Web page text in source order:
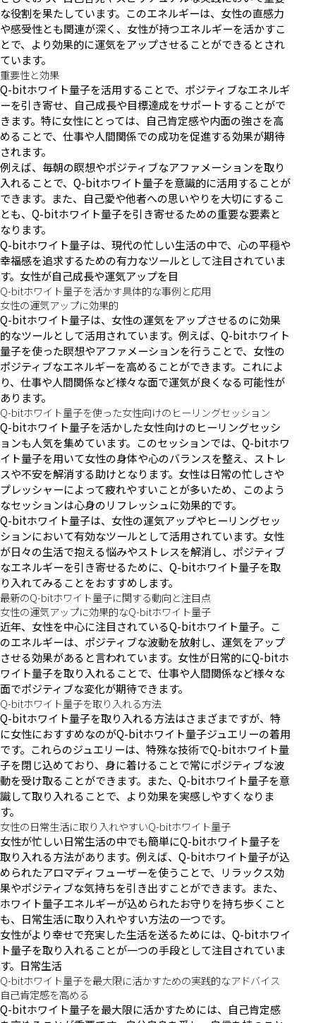
な役割を果たしています。このエネルギーは、女性の直感力
や感受性とも関連が深く、女性が持つエネルギーを活かすこ
とで、より効果的に運気をアップさせることができるとされ
ています。
重要性と効果
Q-bitホワイト量子を活用することで、ポジティブなエネルギ
ーを引き寄せ、自己成長や目標達成をサポートすることがで
きます。特に女性にとっては、自己肯定感や内面の強さを高
めることで、仕事や人間関係での成功を促進する効果が期待
されます。
例えば、毎朝の瞑想やポジティブなアファメーションを取り
入れることで、Q-bitホワイト量子を意識的に活用することが
できます。また、自己愛や他者への思いやりを大切にするこ
とも、Q-bitホワイト量子を引き寄せるための重要な要素と
なります。
Q-bitホワイト量子は、現代の忙しい生活の中で、心の平穏や
幸福感を追求するための有力なツールとして注目されていま
す。女性が自己成長や運気アップを目
Q-bitホワイト量子を活かす具体的な事例と応用
女性の運気アップに効果的
Q-bitホワイト量子は、女性の運気をアップさせるのに効果
的なツールとして活用されています。例えば、Q-bitホワイト
量子を使った瞑想やアファメーションを行うことで、女性の
ポジティブなエネルギーを高めることができます。これによ
り、仕事や人間関係など様々な面で運気が良くなる可能性が
あります。
Q-bitホワイト量子を使った女性向けのヒーリングセッション
Q-bitホワイト量子を活かした女性向けのヒーリングセッシ
ョンも人気を集めています。このセッションでは、Q-bitホワ
イト量子を用いて女性の身体や心のバランスを整え、ストレ
スや不安を解消する助けとなります。女性は日常の忙しさや
プレッシャーによって疲れやすいことが多いため、このよう
なセッションは心身のリフレッシュに効果的です。
Q-bitホワイト量子は、女性の運気アップやヒーリングセッ
ションにおいて有効なツールとして活用されています。女性
が日々の生活で抱える悩みやストレスを解消し、ポジティブ
なエネルギーを引き寄せるために、Q-bitホワイト量子を取
り入れてみることをおすすめします。
最新のQ-bitホワイト量子に関する動向と注目点
女性の運気アップに効果的なQ-bitホワイト量子
近年、女性を中心に注目されているQ-bitホワイト量子。こ
のエネルギーは、ポジティブな波動を放射し、運気をアップ
させる効果があると言われています。女性が日常的にQ-bitホ
ワイト量子を取り入れることで、仕事や人間関係など様々な
面でポジティブな変化が期待できます。
Q-bitホワイト量子を取り入れる方法
Q-bitホワイト量子を取り入れる方法はさまざまですが、特
に女性におすすめなのがQ-bitホワイト量子ジュエリーの着用
です。これらのジュエリーは、特殊な技術でQ-bitホワイト量
子を閉じ込めており、身に着けることで常にポジティブな波
動を受け取ることができます。また、Q-bitホワイト量子を意
識して取り入れることで、より効果を実感しやすくなりま
す。
女性の日常生活に取り入れやすいQ-bitホワイト量子
女性が忙しい日常生活の中でも簡単にQ-bitホワイト量子を
取り入れる方法があります。例えば、Q-bitホワイト量子が込
められたアロマディフューザーを使うことで、リラックス効
果やポジティブな気持ちを引き出すことができます。また、
ホワイト量子エネルギーが込められたお守りを持ち歩くこと
も、日常生活に取り入れやすい方法の一つです。
女性がより幸せで充実した生活を送るためには、Q-bitホワイ
ト量子を取り入れることが一つの手段として注目されていま
す。日常生活
Q-bitホワイト量子を最大限に活かすための実践的なアドバイス
自己肯定感を高める
Q-bitホワイト量子を最大限に活かすためには、自己肯定感